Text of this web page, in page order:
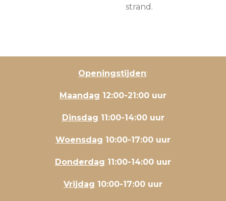
strand.
Openingstijden:
Maandag 12:00-21:00 uur
Dinsdag 11:00-14:00 uur
Woensdag 10:00-17:00 uur
Donderdag 11:00-14:00 uur
Vrijdag 10:00-17:00 uur